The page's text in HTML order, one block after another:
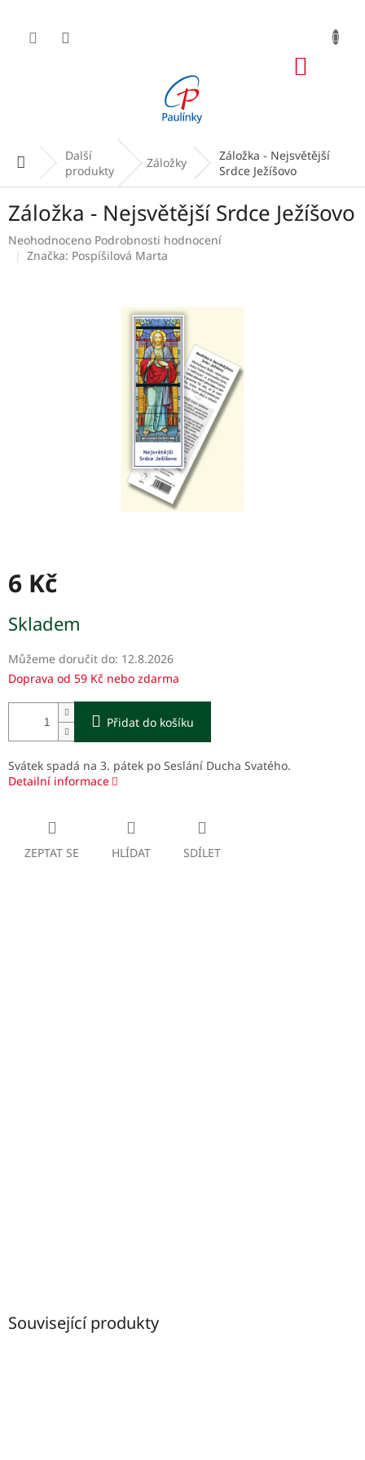
obsah
Domů Další
produkty
Záložky
Záložka - Nejsvětější
Srdce Ježíšovo
Záložka - Nejsvětější Srdce Ježíšovo
Průměrné
hodnocení
Neohodnoceno Podrobnosti hodnocení
Značka: Pospíšilová Marta
6 Kč
cena:
Skladem
Můžeme doručit do: 12.8.2026
Doprava od 59 Kč nebo zdarma
Přidat do košíku
Svátek spadá na 3. pátek po Seslání Ducha Svatého.
Detailní informace
ZEPTAT SE HLÍDAT SDÍLET
Související produkty